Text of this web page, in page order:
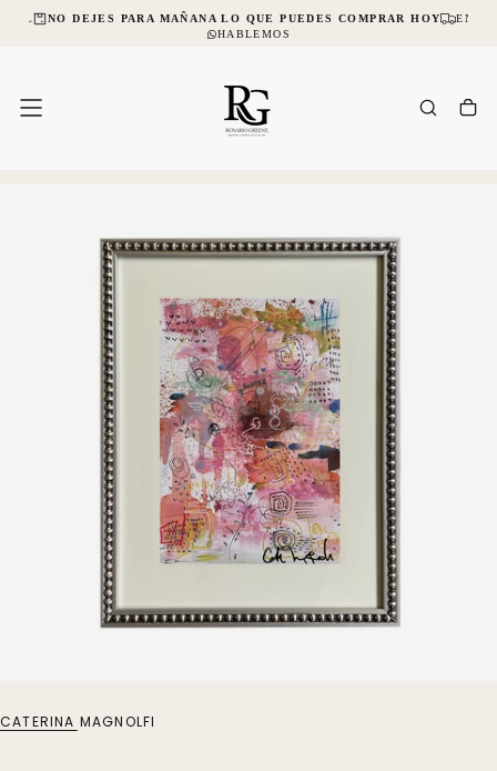
SALTAR
NO DEJES PARA MAÑANA LO QUE PUEDES COMPRAR HOY
HABLEMOS
CATERINA MAGNOLFI